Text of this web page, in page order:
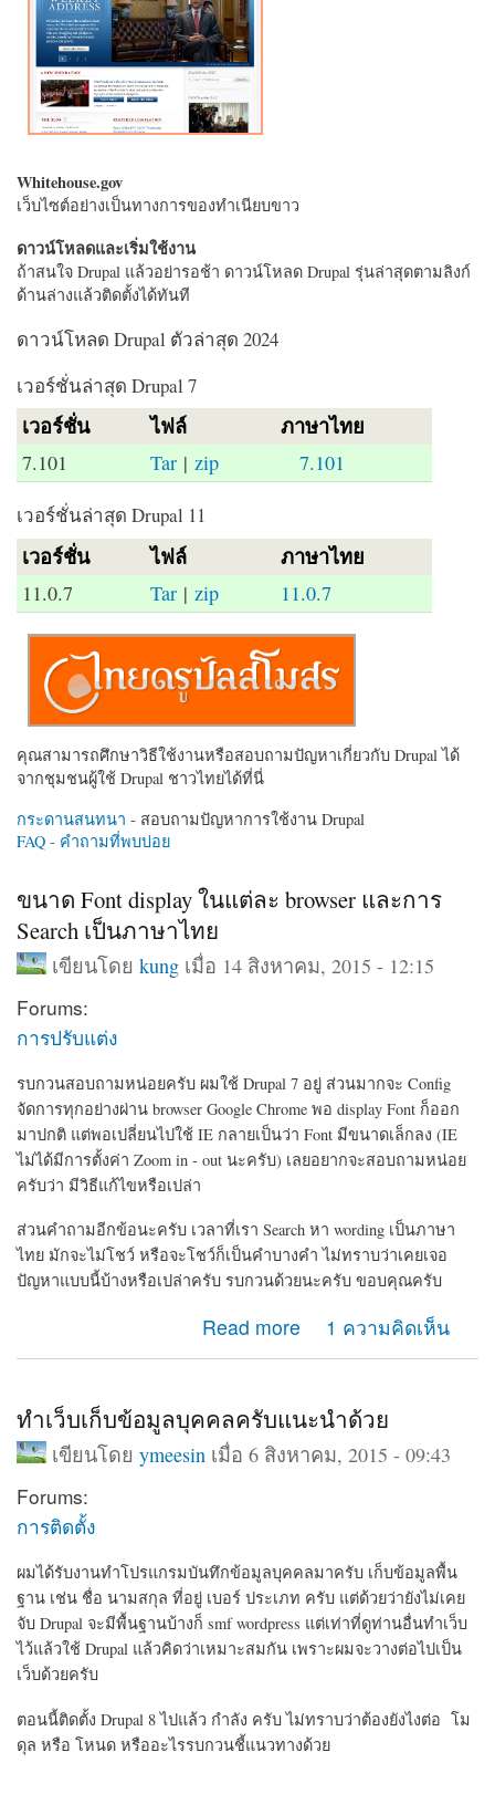
Whitehouse.gov
เว็บไซต์อย่างเป็นทางการของทำเนียบขาว
ดาวน์โหลดและเริ่มใช้งาน
ถ้าสนใจ Drupal แล้วอย่ารอช้า ดาวน์โหลด Drupal รุ่นล่าสุดตามลิงก์
ด้านล่างแล้วติดตั้งได้ทันที
ดาวน์โหลด Drupal ตัวล่าสุด 2024
เวอร์ชั่นล่าสุด Drupal 7
เวอร์ชั่น ไฟล์ ภาษาไทย
7.101 Tar |zip 7.101
เวอร์ชั่นล่าสุด Drupal 11
เวอร์ชั่น ไฟล์ ภาษาไทย
11.0.7 Tar | zip 11.0.7
คุณสามารถศึกษาวิธีใช้งานหรือสอบถามปัญหาเกี่ยวกับ Drupal ได้
จากชุมชนผู้ใช้ Drupal ชาวไทยได้ที่นี่
กระดานสนทนา - สอบถามปัญหาการใช้งาน Drupal
FAQ - คำถามที่พบบ่อย
ขนาด Font display ในแต่ละ browser และการ
Search เป็นภาษาไทย
เขียนโดย kungเมื่อ 14 สิงหาคม, 2015 - 12:15
Forums:
การปรับแต่ง
รบกวนสอบถามหน่อยครับ ผมใช้ Drupal 7 อยู่ ส่วนมากจะ Config
จัดการทุกอย่างผ่าน browser Google Chrome พอ display Font ก็ออก
มาปกติ แต่พอเปลี่ยนไปใช้ IE กลายเป็นว่า Font มีขนาดเล็กลง (IE
ไม่ได้มีการตั้งค่า Zoom in - out นะครับ) เลยอยากจะสอบถามหน่อย
ครับว่า มีวิธีแก้ไขหรือเปล่า
ส่วนคำถามอีกข้อนะครับ เวลาที่เรา Search หา wording เป็นภาษา
ไทย มักจะไม่โชว์ หรือจะโชว์ก็เป็นคำบางคำ ไม่ทราบว่าเคยเจอ
ปัญหาแบบนี้บ้างหรือเปล่าครับ รบกวนด้วยนะครับ ขอบคุณครับ
Read more
about ขนาด Font display ในแต่ละ browser และการ
Search เป็นภาษาไทย
1 ความคิดเห็น
ทำเว็บเก็บข้อมูลบุคคลครับแนะนำด้วย
เขียนโดย ymeesinเมื่อ 6 สิงหาคม, 2015 - 09:43
Forums:
การติดตั้ง
ผมได้รับงานทำโปรแกรมบันทึกข้อมูลบุคคลมาครับ เก็บข้อมูลพื้น
ฐาน เช่น ชื่อ นามสกุล ที่อยู่ เบอร์ ประเภท ครับ แต่ด้วยว่ายังไม่เคย
จับ Drupal จะมีพื้นฐานบ้างก็ smf wordpress แต่เท่าที่ดูท่านอื่นทำเว็บ
ไว้แล้วใช้ Drupal แล้วคิดว่าเหมาะสมกัน เพราะผมจะวางต่อไปเป็น
เว็บด้วยครับ
ตอนนี้ติดตั้ง Drupal 8 ไปแล้ว กำลัง ครับ ไม่ทราบว่าต้องยังไงต่อ โม
ดุล หรือ โหนด หรืออะไรรบกวนชี้แนวทางด้วย